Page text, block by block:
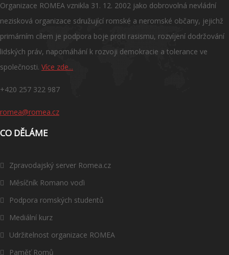
Organizace ROMEA vznikla 31. 12. 2002 jako dobrovolná nevládní
nezisková organizace sdružující romské a neromské občany, jejichž
primárním cílem je podpora boje proti rasismu, rozvíjení dodržování
lidských práv, napomáhání k rozvoji demokracie a tolerance ve
společnosti. Více zde...
+420 257 322 987
romea@romea.cz
CO DĚLÁME
Zpravodajský server Romea.cz
Měsíčník Romano voďi
Podpora romských studentů
Mediální kurz
Udržitelnost organizace ROMEA
Paměť Romů